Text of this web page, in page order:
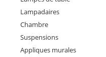
Lampadaires
Chambre
Suspensions
Appliques murales